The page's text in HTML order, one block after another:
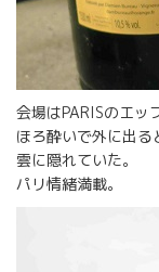
会場はPARISのエッ
ほろ酔いで外に出
雲に隠れていた。
パリ情緒満載。